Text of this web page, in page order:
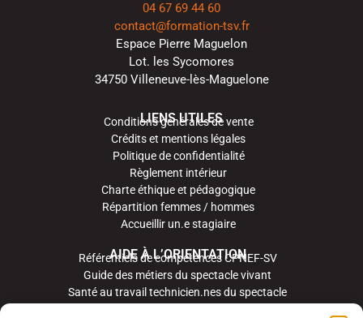
04 67 69 44 60
contact@formation-tsv.fr
Espace Pierre Maguelon
Lot. les Sycomores
34750 Villeneuve-lès-Maguelone
LIENS UTILES
Conditions générales de vente
Crédits et mentions légales
Politique de confidentialité
Règlement intérieur
Charte éthique et pédagogique
Répartition femmes / hommes
Accueillir un.e stagiaire
AIDE À L’ORIENTATION
Référentiels de compétences CPNEF-SV
Guide des métiers du spectacle vivant
Santé au travail technicien.nes du spectacle